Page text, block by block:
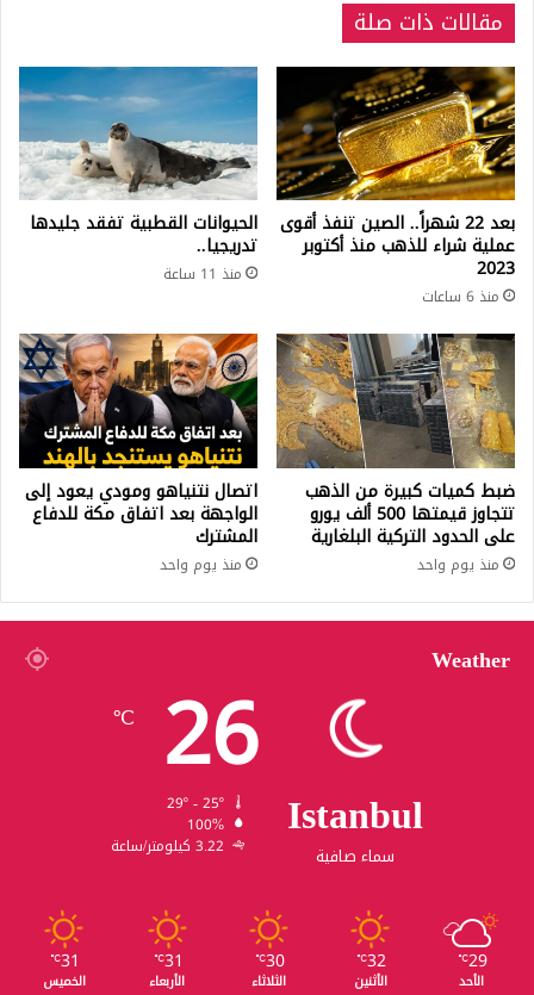
مقالات ذات صلة
بعد 22 شهراً.. الصين تنفذ أقوى
عملية شراء للذهب منذ أكتوبر
2023
منذ 6 ساعات
الحيوانات القطبية تفقد جليدها
تدريجيا..
منذ 11 ساعة
ضبط كميات كبيرة من الذهب
تتجاوز قيمتها 500 ألف يورو
على الحدود التركية البلغارية
منذ يوم واحد
اتصال نتنياهو ومودي يعود إلى
الواجهة بعد اتفاق مكة للدفاع
المشترك
منذ يوم واحد
Weather
Istanbul
سماء صافية
26
℃
100%
3.22 كيلومتر/ساعة
29
℃
الأحد
32
℃
الأثنين
30
℃
الثلاثاء
31
℃
الأربعاء
31
℃
الخميس